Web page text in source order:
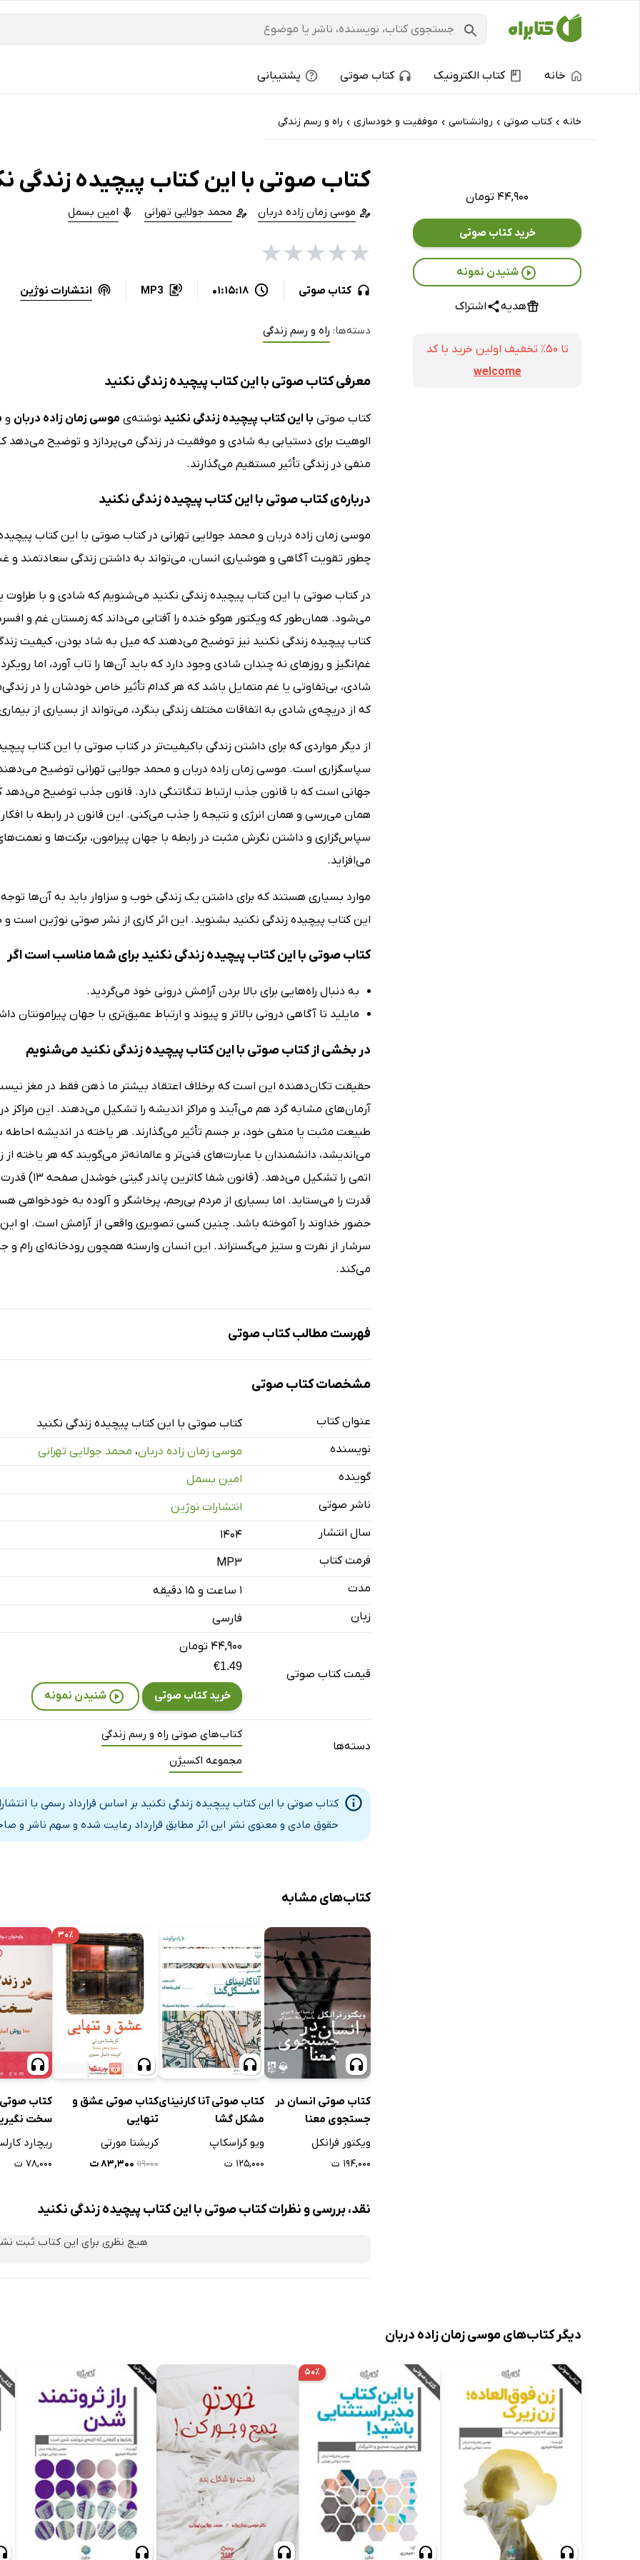
خانه کتاب الکترونیک کتاب صوتی پشتیبانی
خانه › کتاب‌ صوتی › روانشناسی › موفقیت و خودسازی › راه و رسم زندگی
۴۴,۹۰۰ تومان
خرید کتاب صوتی
شنیدن نمونه
هدیه اشتراک
تا ۵۰٪ تخفیف اولین خرید با کد
welcome
کتاب صوتی با این کتاب پیچیده زندگی
موسی زمان زاده دربان محمد جولایی تهرانی امین بسمل
★
★
★
★
★
کتاب صوتی 01:15:18
MP3 انتشارات نوژین
دسته‌ها: راه و رسم زندگی
معرفی کتاب صوتی با این کتاب پیچیده زندگی نکنید
کتاب صوتی با این کتاب پیچیده زندگی نکنید نوشته‌ی موسی زمان زاده دربان و
الوهیت برای دستیابی به شادی و موفقیت در زندگی می‌پردازد و توضیح می‌دهد
منفی در زندگی تأثیر مستقیم می‌گذارند.
درباره‌ی کتاب صوتی با این کتاب پیچیده زندگی نکنید
موسی زمان زاده دربان و محمد جولایی تهرانی در کتاب صوتی با این کتاب
چطور تقویت آگاهی و هوشیاری انسان، می‌تواند به داشتن زندگی سعادتمند و
در کتاب صوتی با این کتاب پیچیده زندگی نکنید می‌شنویم که شادی و با طراوت
می‌شود. همان‌طور که ویکتور هوگو خنده را آفتابی می‌داند که زمستان غم و
کتاب پیچیده زندگی نکنید نیز توضیح می‌دهند که میل به شاد بودن، کیفیت
غم‌انگیز و روزهای نه چندان شادی وجود دارد که باید آن‌ها را تاب آورد، اما
شادی، بی‌تفاوتی یا غم متمایل باشد که هر کدام تأثیر خاص خودشان را در
که از دریچه‌ی شادی به اتفاقات مختلف زندگی بنگرد، می‌تواند از بسیاری از
از دیگر مواردی که برای داشتن زندگی باکیفیت‌تر در کتاب صوتی با این کتاب
سپاسگزاری است. موسی زمان زاده دربان و محمد جولایی تهرانی توضیح
جهانی است که با قانون جذب ارتباط تنگاتنگی دارد. قانون جذب توضیح
همان می‌رسی و همان انرژی و نتیجه را جذب می‌کنی. این قانون در رابطه با
سپاس‌گزاری و داشتن نگرش مثبت در رابطه با جهان پیرامون، برکت‌ها و
می‌افزاید.
موارد بسیاری هستند که برای داشتن یک زندگی خوب و سزاوار باید به آن‌ها
این کتاب پیچیده زندگی نکنید بشنوید. این اثر کاری از نشر صوتی نوژین
کتاب صوتی با این کتاب پیچیده زندگی نکنید برای شما مناسب است اگر
به دنبال راه‌هایی برای بالا بردن آرامش درونی خود می‌گردید.
مایلید تا آگاهی درونی بالاتر و پیوند و ارتباط عمیق‌تری با جهان پیرامونتان
در بخشی از کتاب صوتی با این کتاب پیچیده زندگی نکنید می‌شنویم
حقیقت تکان‌دهنده این است که برخلاف اعتقاد بیشتر ما ذهن فقط در مغز
آرمان‌های مشابه گرد هم می‌آیند و مراکز اندیشه را تشکیل می‌دهند. این
طبیعت مثبت یا منفی خود، بر جسم تأثیر می‌گذارند. هر یاخته در اندیشه
می‌اندیشد، دانشمندان با عبارت‌های فنی‌تر و عالمانه‌تر می‌گویند که هر یاخته
اتمی را
قدرت را می‌ستاید. اما بسیاری از مردم بی‌رحم، پرخاشگر و آلوده به
حضور خداوند را آموخته باشد. چنین کسی تصویری واقعی از آرامش است. او این
سرشار از نفرت و ستیز می‌گستراند. این انسان وارسته همچون رودخانه‌ای
می‌کند.
فهرست مطالب کتاب صوتی
نمونه
مقدمه
قسمت یک
قسمت دو
قسمت سه
مشخصات کتاب صوتی
عنوان کتاب
کتاب صوتی با این کتاب پیچیده زندگی نکنید
نویسنده
موسی زمان زاده دربان، محمد جولایی تهرانی
گوینده
امین بسمل
ناشر صوتی
انتشارات نوژین
سال انتشار
۱۴۰۴
فرمت کتاب
MP3
مدت
۱ ساعت و ۱۵ دقیقه
زبان
فارسی
قیمت کتاب صوتی
۴۴,۹۰۰ تومان
€1.49
خرید کتاب صوتی شنیدن نمونه
دسته‌ها
کتاب‌های صوتی راه و رسم زندگی
مجموعه اکسیژن
کتاب صوتی با این کتاب پیچیده زندگی نکنید بر اساس قرارداد رسمی با
حقوق مادی و معنوی نشر این اثر مطابق قرارداد رعایت شده و سهم ناشر و
کتاب‌های مشابه
کتاب صوتی انسان در
جستجوی معنا
ویکتور فرانکل
۱۹۴,۰۰۰ ت
کتاب صوتی آنا کارنینای
مشکل گشا
ویو گراسکاپ
۱۲۵,۰۰۰ ت
۳۰٪
کتاب صوتی عشق و
تنهایی
کریشنا مورتی
۱۱۹۰۰۰ ۸۳,۳۰۰ ت
کتاب صوتی
سخت
ریچارد
۷۸,۰۰۰ ت
نقد، بررسی و نظرات کتاب صوتی با این کتاب پیچیده زندگی نکنید
هیچ نظری برای این کتاب ثبت
دیگر کتاب‌های موسی زمان زاده دربان
۵۰٪